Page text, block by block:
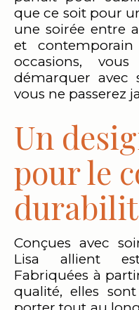
que ce soit pour
une soirée entre
et
occasions,
démarquer avec
vous ne passerez
Un
pour le
Conçues avec
Lisa allient
Fabriquées à
qualité, elles